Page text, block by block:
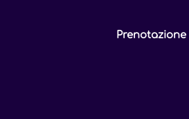
Prenotazione